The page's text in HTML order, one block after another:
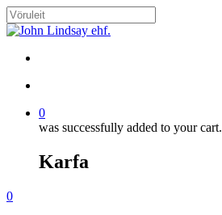
Skip
to
content
Close
0
was successfully added to your cart.
Karfa
Menu
search
account
0